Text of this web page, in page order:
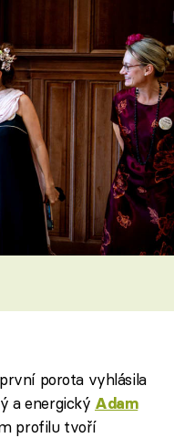
porota vyhlásila
a energický Adam
profilu tvoří